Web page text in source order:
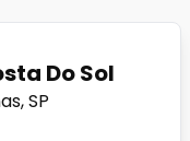
Do Sol
SP